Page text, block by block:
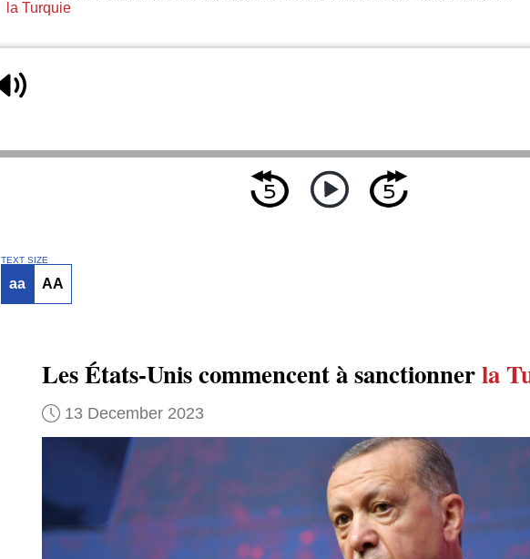
la Turquie
TEXT SIZE
aa AA
Les États-Unis commencent à sanctionnerla
13 December 2023